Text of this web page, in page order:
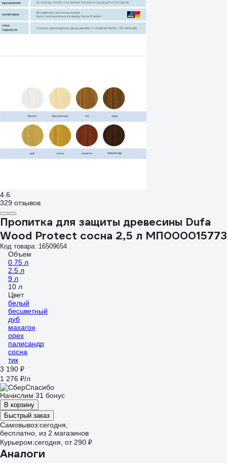
4.6
329 отзывов
Пропитка для защиты древесины Dufa
Wood Protect сосна 2,5 л МП000015773
Код товара: 16509654
Объем
0.75 л
2.5 л
9 л
10 л
Цвет
белый
бесцветный
дуб
махагон
орех
палисандр
сосна
тик
3 190 ₽
1 276 ₽/л
Начислим 31 бонус
В корзину
Быстрый заказ
Самовывоз:сегодня,
бесплатно , из 2 магазинов
Курьером:сегодня, от 290 ₽
Аналоги